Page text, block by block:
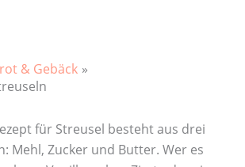
& Gebäck
für Streusel besteht aus drei
Mehl, Zucker und Butter. Wer es